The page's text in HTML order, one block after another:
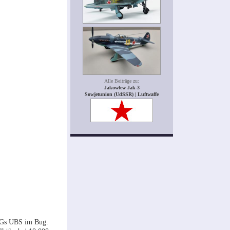
UBS im Bug.
Alle Beiträge zu:
Jakowlew Jak-3
Sowjetunion (UdSSR) | Luftwaffe